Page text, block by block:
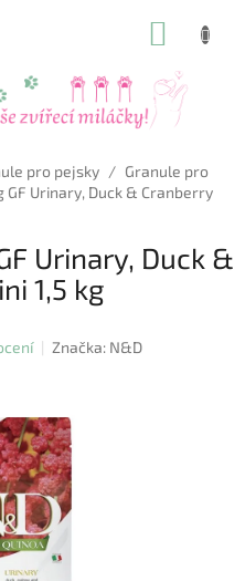
pro pejsky / Granule pro
GF Urinary, Duck & Cranberry
Urinary, Duck &
1,5 kg
Značka: N&D